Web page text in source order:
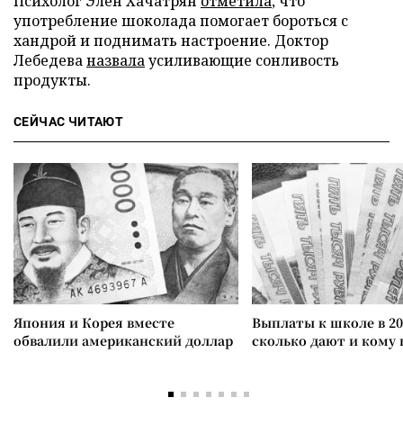
употребление шоколада помогает бороться с
хандрой и поднимать настроение. Доктор
Лебедеваназвалаусиливающие сонливость
продукты.
СЕЙЧАС ЧИТАЮТ
Япония и Корея вместе
обвалили американский доллар
Выплаты к школе в
сколько дают и